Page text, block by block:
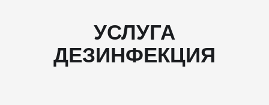
УСЛУГА
ДЕЗИНФЕКЦИЯ